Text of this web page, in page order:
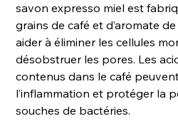
savon expresso miel est
grains de café et d’aromate
aider à éliminer les cellules
désobstruer les pores. Les
contenus dans le café
l’inflammation et protéger la
souches de bactéries.